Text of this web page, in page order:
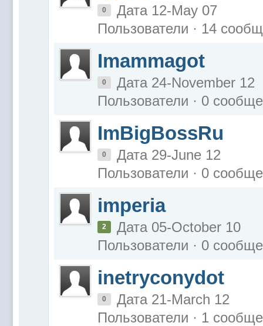
0
Дата 12-May 07
Пользователи · 14
Imammagot
0
Дата 24-November 12
Пользователи · 0
ImBigBossRu
0
Дата 29-June 12
Пользователи · 0
imperia
2
Дата 05-October 10
Пользователи · 0
inetryconydot
0
Дата 21-March 12
Пользователи · 1